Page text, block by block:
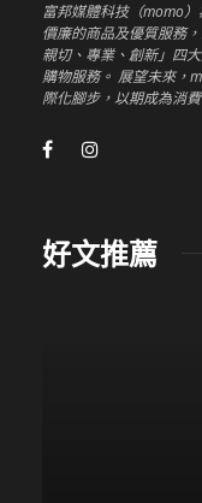
富邦媒體科技（momo
價廉的商品及優質服務
親切、專業、創新」四
購物服務。 展望未來，
際化腳步，以期成為消
好文推薦